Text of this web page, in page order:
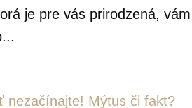
je pre vás prirodzená,